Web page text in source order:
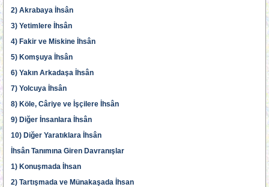
2) Akrabaya İhsân
3) Yetimlere İhsân
4) Fakir ve Miskine İhsân
5) Komşuya İhsân
6) Yakın Arkadaşa İhsân
7) Yolcuya İhsân
8) Köle, Câriye ve İşçilere İhsân
9) Diğer İnsanlara İhsân
10) Diğer Yaratıklara İhsân
İhsân Tanımına Giren Davranışlar
1) Konuşmada İhsan
2) Tartışmada ve Münakaşada İhsan